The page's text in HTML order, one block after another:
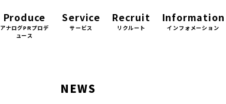
Produce
アナログPRプロデ
ュース
Service
サービス
Recruit
リクルート
Information
インフォメーション
NEWS